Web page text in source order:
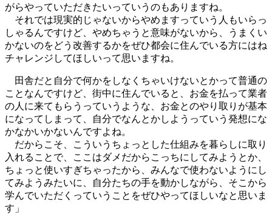
がらやっていただきたいっていうのもありますね。
それでは現実的じゃないからやめますっていう人もいらっ
しゃるんですけど、やめちゃうと意味がないから、うまくい
かないのをどう改善するかをぜひ都会に住んでいる方にはね
チャレンジしてほしいって思いますね。
田舎だと自分で何かをしなくちゃいけないとかって普通の
ことなんですけど、街中に住んでいると、お金を払って業者
の人に来てもらうっていうような、お金とのやり取りが基本
になってしまって、自分でなんとかしようっていう発想にな
かなかいかないんですよね。
だからこそ、こういうちょっとした仕組みを暮らしに取り
入れることで、ここはダメだからこっちにしてみようとか、
ちょっと使いすぎちゃったから、みんなで使わないようにし
てみようみたいに、自分たちの手を動かしながら、そこから
学んでいただくっていうことをぜひやってほしいなと思いま
す」